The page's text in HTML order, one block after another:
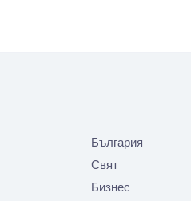
България
Свят
Бизнес